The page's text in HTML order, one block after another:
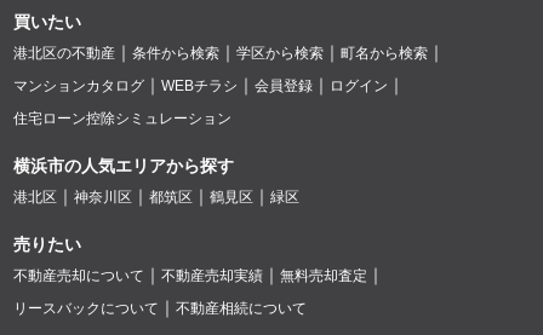
買いたい
港北区の不動産 条件から検索 学区から検索
町名から検索
マンションカタログ
WEBチラシ 会員登録
ログイン
住宅ローン控除シミュレーション
横浜市の人気エリアから探す
港北区 神奈川区 都筑区 鶴見区 緑区
売りたい
不動産売却について 不動産売却実績
無料売却査定
リースバックについて
不動産相続について